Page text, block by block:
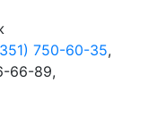
750-60-35,
66-89,